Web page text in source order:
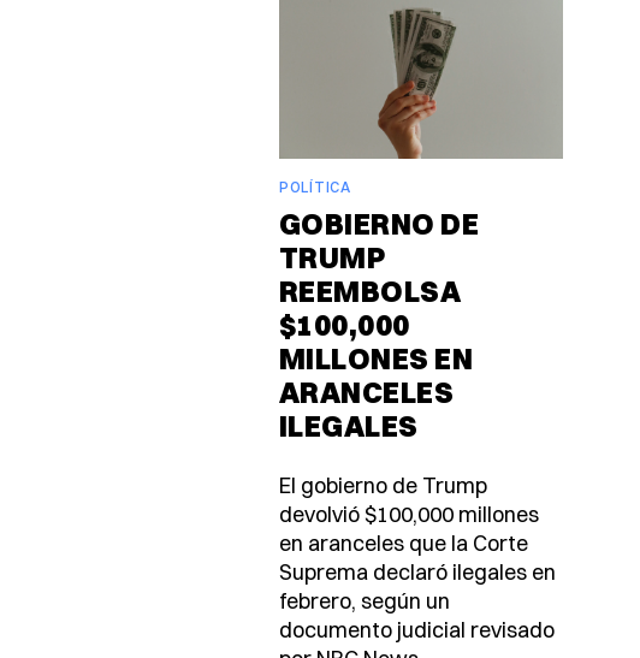
POLÍTICA
GOBIERNO DE
TRUMP
REEMBOLSA
$100,000
MILLONES EN
ARANCELES
ILEGALES
El gobierno de Trump
devolvió $100,000 millones
en aranceles que la Corte
Suprema declaró ilegales en
febrero, según un
documento judicial revisado